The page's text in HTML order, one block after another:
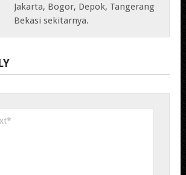
Jakarta, Bogor, Depok, Tangerang
Bekasi sekitarnya.